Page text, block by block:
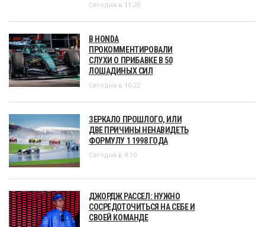
Сегодня в 11:20
В HONDA
ПРОКОММЕНТИРОВАЛИ
СЛУХИ О ПРИБАВКЕ В 50
ЛОШАДИНЫХ СИЛ
Сегодня в 10:22
ЗЕРКАЛО ПРОШЛОГО, ИЛИ
ДВЕ ПРИЧИНЫ НЕНАВИДЕТЬ
ФОРМУЛУ 1 1998 ГОДА
Сегодня в 8:10
ДЖОРДЖ РАССЕЛ: НУЖНО
СОСРЕДОТОЧИТЬСЯ НА СЕБЕ И
СВОЕЙ КОМАНДЕ